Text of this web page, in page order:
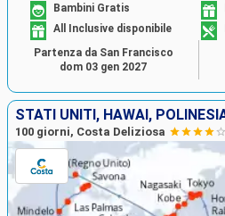
Bambini Gratis
All Inclusive disponibile
Partenza da San Francisco
dom 03 gen 2027
100 giorni, Costa Deliziosa